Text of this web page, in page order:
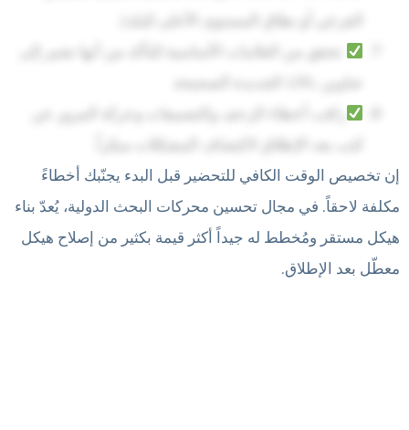
الفرعي أو نطاق المستوى الأعلى للبلد).
تحقق من العلامات الأساسية للتأكد من أنها تشير إلى
عناوين URL الجديدة الصحيحة.
راقب أخطاء الزحف والتصنيفات وحركة المرور عن
إن تخصيص الوقت الكافي للتحضير قبل البدء يجنّبك أخطاءً
مكلفة لاحقاً. في مجال تحسين محركات البحث الدولية، يُعدّ بناء
هيكل مستقر ومُخطط له جيداً أكثر قيمة بكثير من إصلاح هيكل
معطّل بعد الإطلاق.